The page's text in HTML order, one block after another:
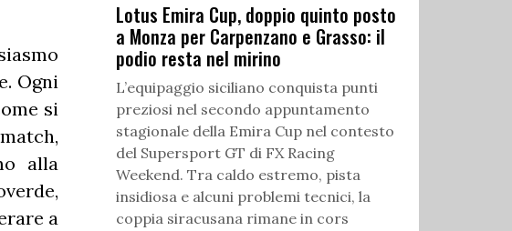
Ogni
si
alla
a
Lotus Emira Cup, doppio quinto posto
a Monza per Carpenzano e Grasso: il
podio resta nel mirino
L’equipaggio siciliano conquista punti
preziosi nel secondo appuntamento
stagionale della Emira Cup nel contesto
del Supersport GT di FX Racing
Weekend. Tra caldo estremo, pista
insidiosa e alcuni problemi tecnici, la
coppia siracusana rimane in cors